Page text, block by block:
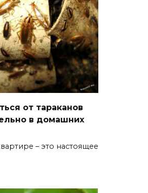
от тараканов
в домашних
– это настоящее